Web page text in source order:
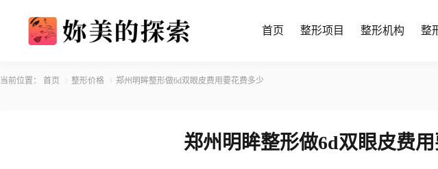
首页 整形项目 整形机构 整
当前位置： 首页 整形价格 郑州明眸整形做6d双眼皮费用要花费多少
郑州明眸整形做6d双眼皮费